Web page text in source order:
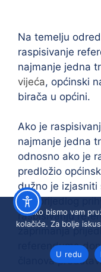
Na temelju
raspisivanje
najmanje jedna
vijeća, općinski
birača u općini.
Ako je
najmanje jedna
odnosno ako je
predložio
dužno je izjasniti
ako prijedlog
raspisivanju
zaprimanja
referenduma
članova
Kako bismo vam
kolačiće. Za bolje
U redu